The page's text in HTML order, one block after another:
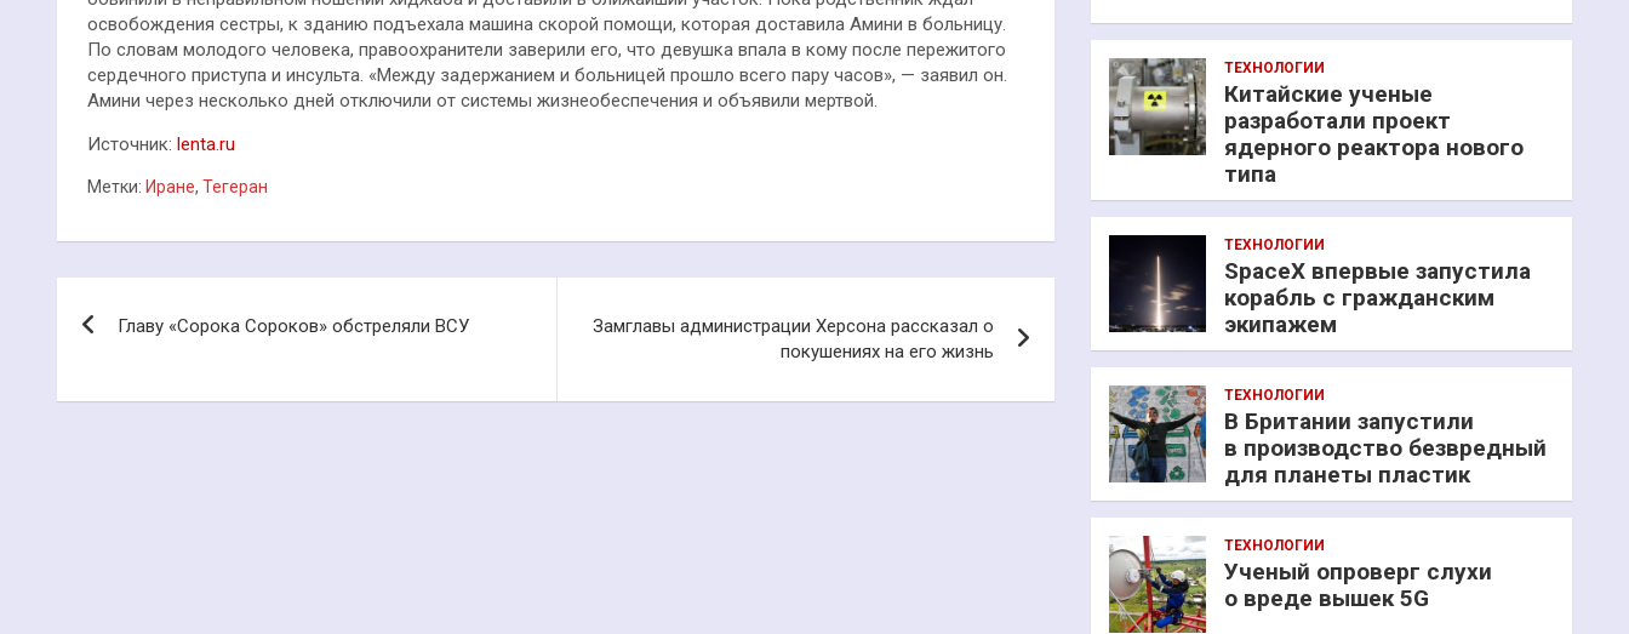
освобождения сестры, к зданию подъехала машина скорой помощи, которая доставила Амини в больницу.
По словам молодого человека, правоохранители заверили его, что девушка впала в кому после пережитого
сердечного приступа и инсульта. «Между задержанием и больницей прошло всего пару часов», — заявил он.
Амини через несколько дней отключили от системы жизнеобеспечения и объявили мертвой.
Источник: lenta.ru
Метки: Иране, Тегеран
записям
Главу «Сорока Сороков» обстреляли ВСУ
Замглавы администрации Херсона рассказал о
покушениях на его жизнь
ТЕХНОЛОГИИ
Китайские ученые
разработали проект
ядерного реактора нового
типа
ТЕХНОЛОГИИ
SpaceX впервые запустила
корабль с гражданским
экипажем
ТЕХНОЛОГИИ
В Британии запустили
в производство безвредный
для планеты пластик
ТЕХНОЛОГИИ
Ученый опроверг слухи
о вреде вышек 5G